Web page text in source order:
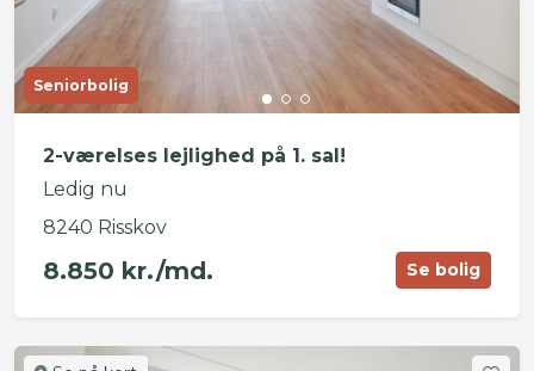
Seniorbolig
2-værelses lejlighed på 1. sal!
Ledig nu
8240 Risskov
8.850 kr./md. Se bolig